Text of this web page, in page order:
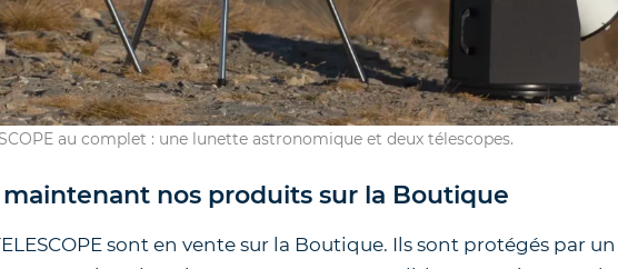
au complet : une lunette astronomique et deux télescopes.
nos produits sur la Boutique
sont en vente sur la Boutique. Ils sont protégés par un